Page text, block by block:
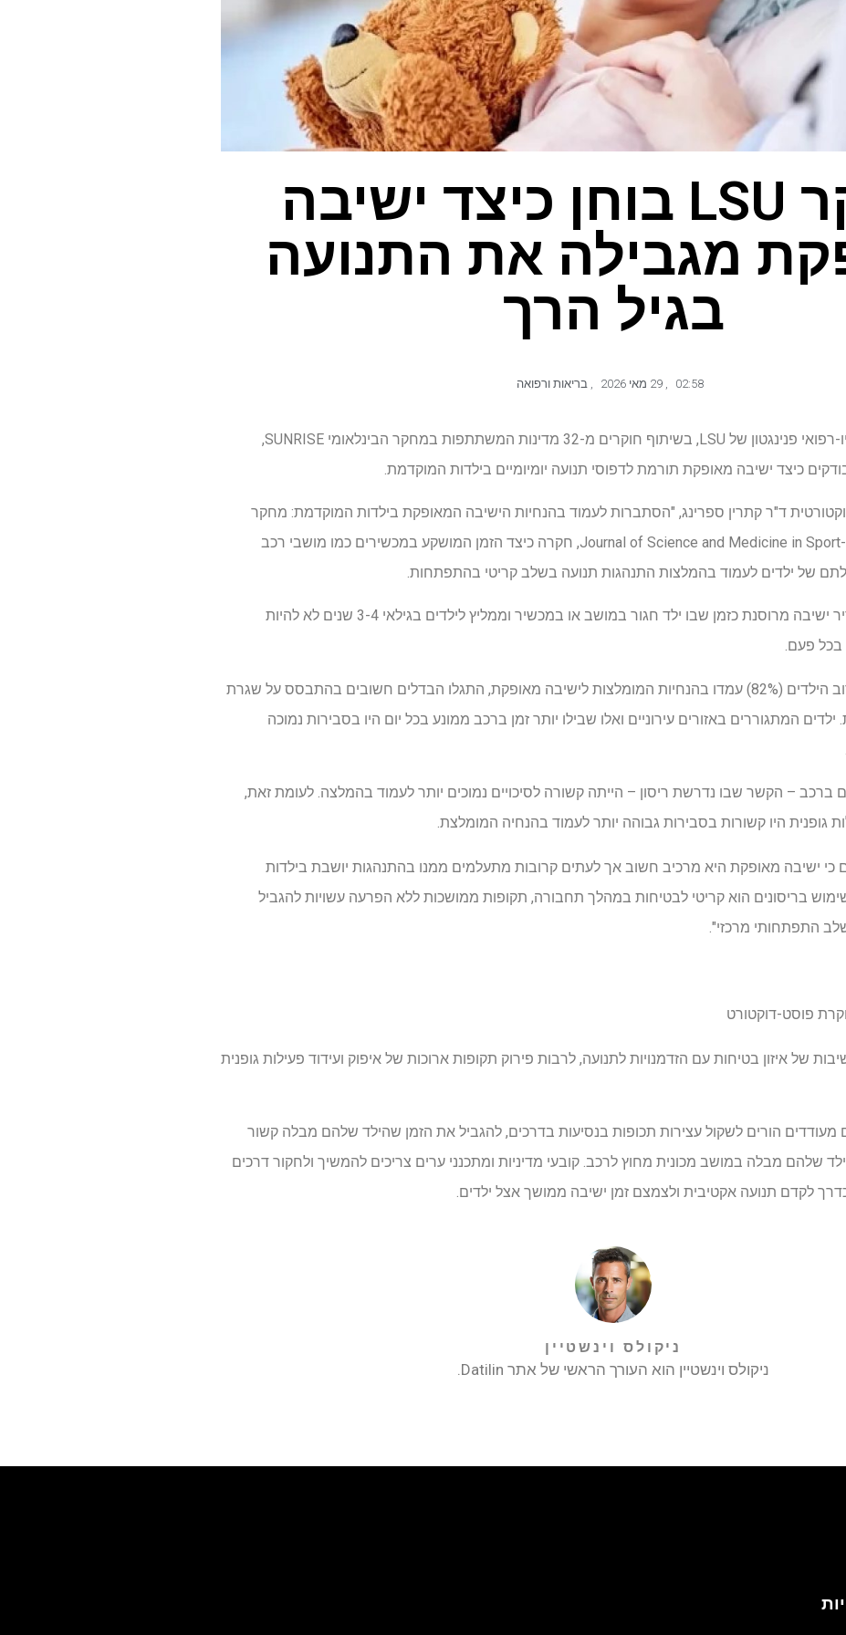
מחקר LSU בוחן כיצד ישיבה
מגבילה את התנועה
בגיל הרך
02:58
, 29 מאי 2026 , בריאות ורפואה
חוקרים במרכז המחקר הביו-רפואי פנינגטון של LSU, בשיתוף חוקרים מ-32 מדינות המשתתפות במחקר הבינלאומי SUNRISE,
כיצד ישיבה מאופקת תורמת לדפוסי תנועה יומיומיים בילדות המוקדמת.
ד"ר קתרין ספרינג, "הסתברות לעמוד בהנחיות הישיבה המאופקת בילדות המוקדמת: מחקר
חתך בינלאומי", שפורסם ב-Journal of Science and Medicine in Sport, חקרה כיצד הזמן המושקע במכשירים כמו מושבי רכב
של ילדים לעמוד בהמלצות התנהגות תנועה בשלב קריטי בהתפתחות.
ארגון הבריאות העולמי מגדיר ישיבה מרוסנת כזמן שבו ילד חגור במושב או במכשיר וממליץ לילדים בגילאי 3-4 שנים לא להיות
הממצאים הראו שבעוד שרוב הילדים (82%) עמדו בהנחיות המומלצות לישיבה מאופקת, התגלו הבדלים חשובים בהתבסס על שגרת
ילדים המתגוררים באזורים עירוניים ואלו שבילו יותר זמן ברכב ממונע בכל יום היו בסבירות נמוכה
יותר ביום ברכב – הקשר שבו נדרשת ריסון – הייתה קשורה לסיכויים נמוכים יותר לעמוד בהמלצה. לעומת זאת,
גופנית היו קשורות בסבירות גבוהה יותר לעמוד בהנחיה המומלצת.
כי ישיבה מאופקת היא מרכיב חשוב אך לעתים קרובות מתעלמים ממנו בהתנהגות יושבת בילדות
בריסונים הוא קריטי לבטיחות במהלך תחבורה, תקופות ממושכות ללא הפרעה עשויות להגביל
התפתחותי מרכזי".
פוסט-דוקטורט
של איזון בטיחות עם הזדמנויות לתנועה, לרבות פירוק תקופות ארוכות של איפוק ועידוד פעילות גופנית
הורים לשקול עצירות תכופות בנסיעות בדרכים, להגביל את הזמן שהילד שלהם מבלה קשור
שלהם מבלה במושב מכונית מחוץ לרכב. קובעי מדיניות ומתכנני ערים צריכים להמשיך ולחקור דרכים
לקדם תנועה אקטיבית ולצמצם זמן ישיבה ממושך אצל ילדים.
ניקולס וינשטיין
ניקולס וינשטיין הוא העורך הראשי של אתר Datilin.